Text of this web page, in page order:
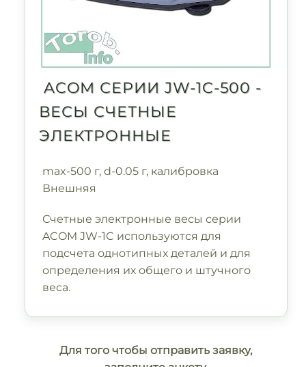
ACOM СЕРИИ JW-1C-500 -
ВЕСЫ СЧЕТНЫЕ
ЭЛЕКТРОННЫЕ
max-500 г, d-0.05 г, калибровка
Внешняя
Счетные электронные весы серии
ACOM JW-1C используются для
подсчета однотипных деталей и для
определения их общего и штучного
веса.
Для того чтобы отправить заявку,